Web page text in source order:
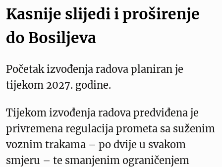
Kasnije slijedi i proširenje
do Bosiljeva
Početak izvođenja radova planiran je
tijekom 2027. godine.
Tijekom izvođenja radova predviđena je
privremena regulacija prometa sa suženim
voznim trakama – po dvije u svakom
smjeru – te smanjenim ograničenjem